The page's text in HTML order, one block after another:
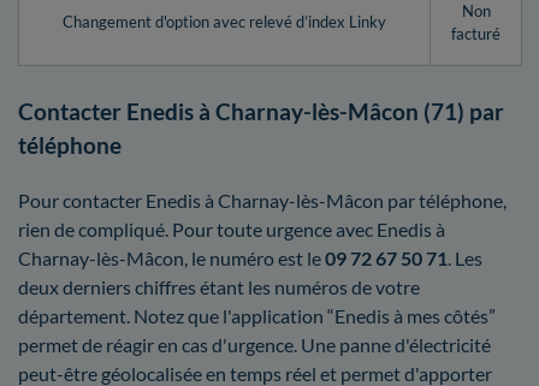
Changement d'option avec relevé d’index Linky
Non
facturé
Contacter Enedis à Charnay-lès-Mâcon (71) par
téléphone
Pour contacter Enedis à Charnay-lès-Mâcon par téléphone,
rien de compliqué. Pour toute urgence avec Enedis à
Charnay-lès-Mâcon, le numéro est le09 72 67 50 71 . Les
deux derniers chiffres étant les numéros de votre
département. Notez que l'application “Enedis à mes côtés”
permet de réagir en cas d'urgence. Une panne d'électricité
peut-être géolocalisée en temps réel et permet d'apporter